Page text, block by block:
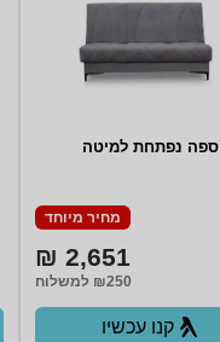
ספה נפתחת למיטה
מחיר מיוחד
2,651 ₪
₪250 למשלוח
קנו עכשיו